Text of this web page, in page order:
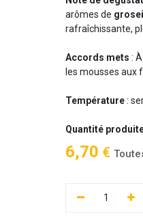
arômes de
rafraîchissante,
Accords mets :
les mousses aux
Température:
Quantité
6,70 €